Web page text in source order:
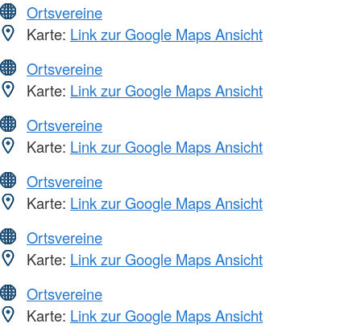
Ortsvereine
Karte: Link zur Google Maps Ansicht
Ortsvereine
Karte: Link zur Google Maps Ansicht
Ortsvereine
Karte: Link zur Google Maps Ansicht
Ortsvereine
Karte: Link zur Google Maps Ansicht
Ortsvereine
Karte: Link zur Google Maps Ansicht
Ortsvereine
Karte: Link zur Google Maps Ansicht